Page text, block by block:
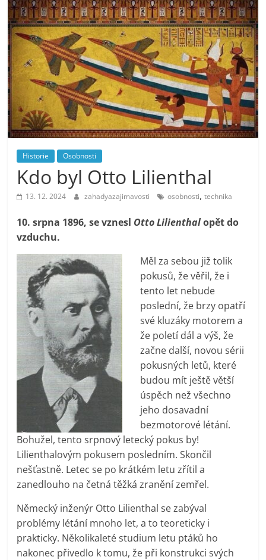
Historie Osobnosti
Kdo byl Otto Lilienthal
13. 12. 2024 zahadyazajimavosti osobnosti,technika
10. srpna 1896, se vznesl Otto Lilienthalopět do
vzduchu.
Měl za sebou již tolik
pokusů, že věřil, že i
tento let nebude
poslední, že brzy opatří
své kluzáky motorem a
že poletí dál a výš, že
začne další, novou sérii
pokusných letů, které
budou mít ještě větší
úspěch než všechno
jeho dosavadní
bezmotorové létání.
Bohužel, tento srpnový letecký pokus by!
Lilienthalovým pokusem posledním. Skončil
nešťastně. Letec se po krátkém letu zřítil a
zanedlouho na četná těžká zranění zemřel.
Německý inženýr Otto Lilienthal se zabýval
problémy létání mnoho let, a to teoreticky i
prakticky. Několikaleté studium letu ptáků ho
nakonec přivedlo k tomu, že při konstrukci svých